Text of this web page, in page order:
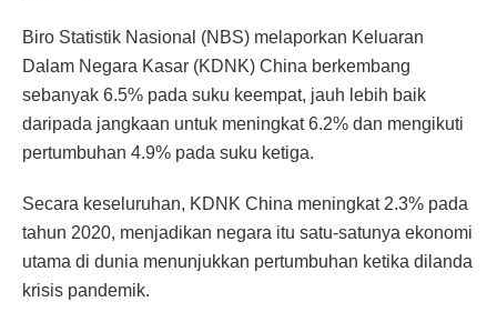
Biro Statistik Nasional (NBS) melaporkan Keluaran
Dalam Negara Kasar (KDNK) China berkembang
sebanyak 6.5% pada suku keempat, jauh lebih baik
daripada jangkaan untuk meningkat 6.2% dan mengikuti
pertumbuhan 4.9% pada suku ketiga.
Secara keseluruhan, KDNK China meningkat 2.3% pada
tahun 2020, menjadikan negara itu satu-satunya ekonomi
utama di dunia menunjukkan pertumbuhan ketika dilanda
krisis pandemik.